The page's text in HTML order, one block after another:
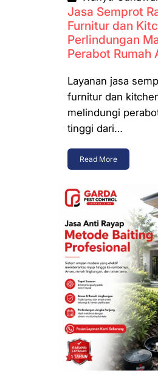
Jasa Semprot
Furnitur dan
Perlindungan
Perabot Rumah
Layanan jasa
furnitur dan
melindungi
tinggi dari…
Read More